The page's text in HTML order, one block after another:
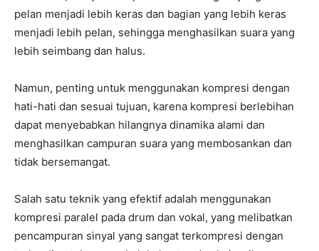
pelan menjadi lebih keras dan bagian yang lebih keras
menjadi lebih pelan, sehingga menghasilkan suara yang
lebih seimbang dan halus.
Namun, penting untuk menggunakan kompresi dengan
hati-hati dan sesuai tujuan, karena kompresi berlebihan
dapat menyebabkan hilangnya dinamika alami dan
menghasilkan campuran suara yang membosankan dan
tidak bersemangat.
Salah satu teknik yang efektif adalah menggunakan
kompresi paralel pada drum dan vokal, yang melibatkan
pencampuran sinyal yang sangat terkompresi dengan